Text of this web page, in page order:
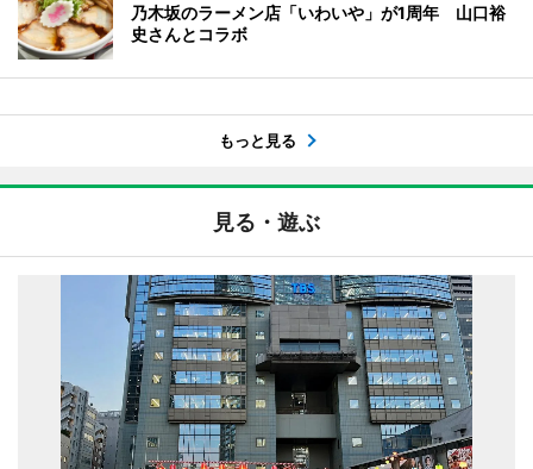
乃木坂のラーメン店「いわいや」が1周年 山口裕
史さんとコラボ
もっと見る
見る・遊ぶ